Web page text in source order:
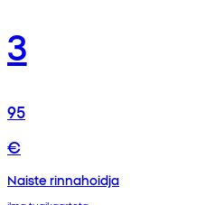
3
95
€
Naiste rinnahoidja